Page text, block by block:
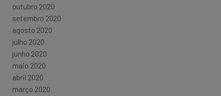
outubro 2020
setembro 2020
agosto 2020
julho 2020
junho 2020
maio 2020
abril 2020
março 2020